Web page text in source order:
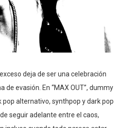
deja de ser una celebración
evasión. En “MAX OUT”, dummy
alternativo, synthpop y dark pop
seguir adelante entre el caos,